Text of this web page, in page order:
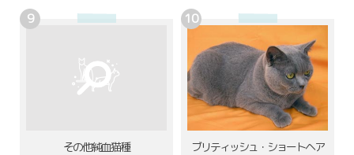
その他純血猫種
ブリティッシュ・ショートヘア